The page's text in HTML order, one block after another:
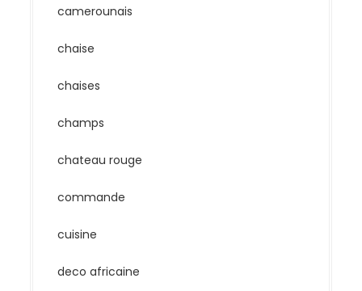
camerounais
chaise
chaises
champs
chateau rouge
commande
cuisine
deco africaine